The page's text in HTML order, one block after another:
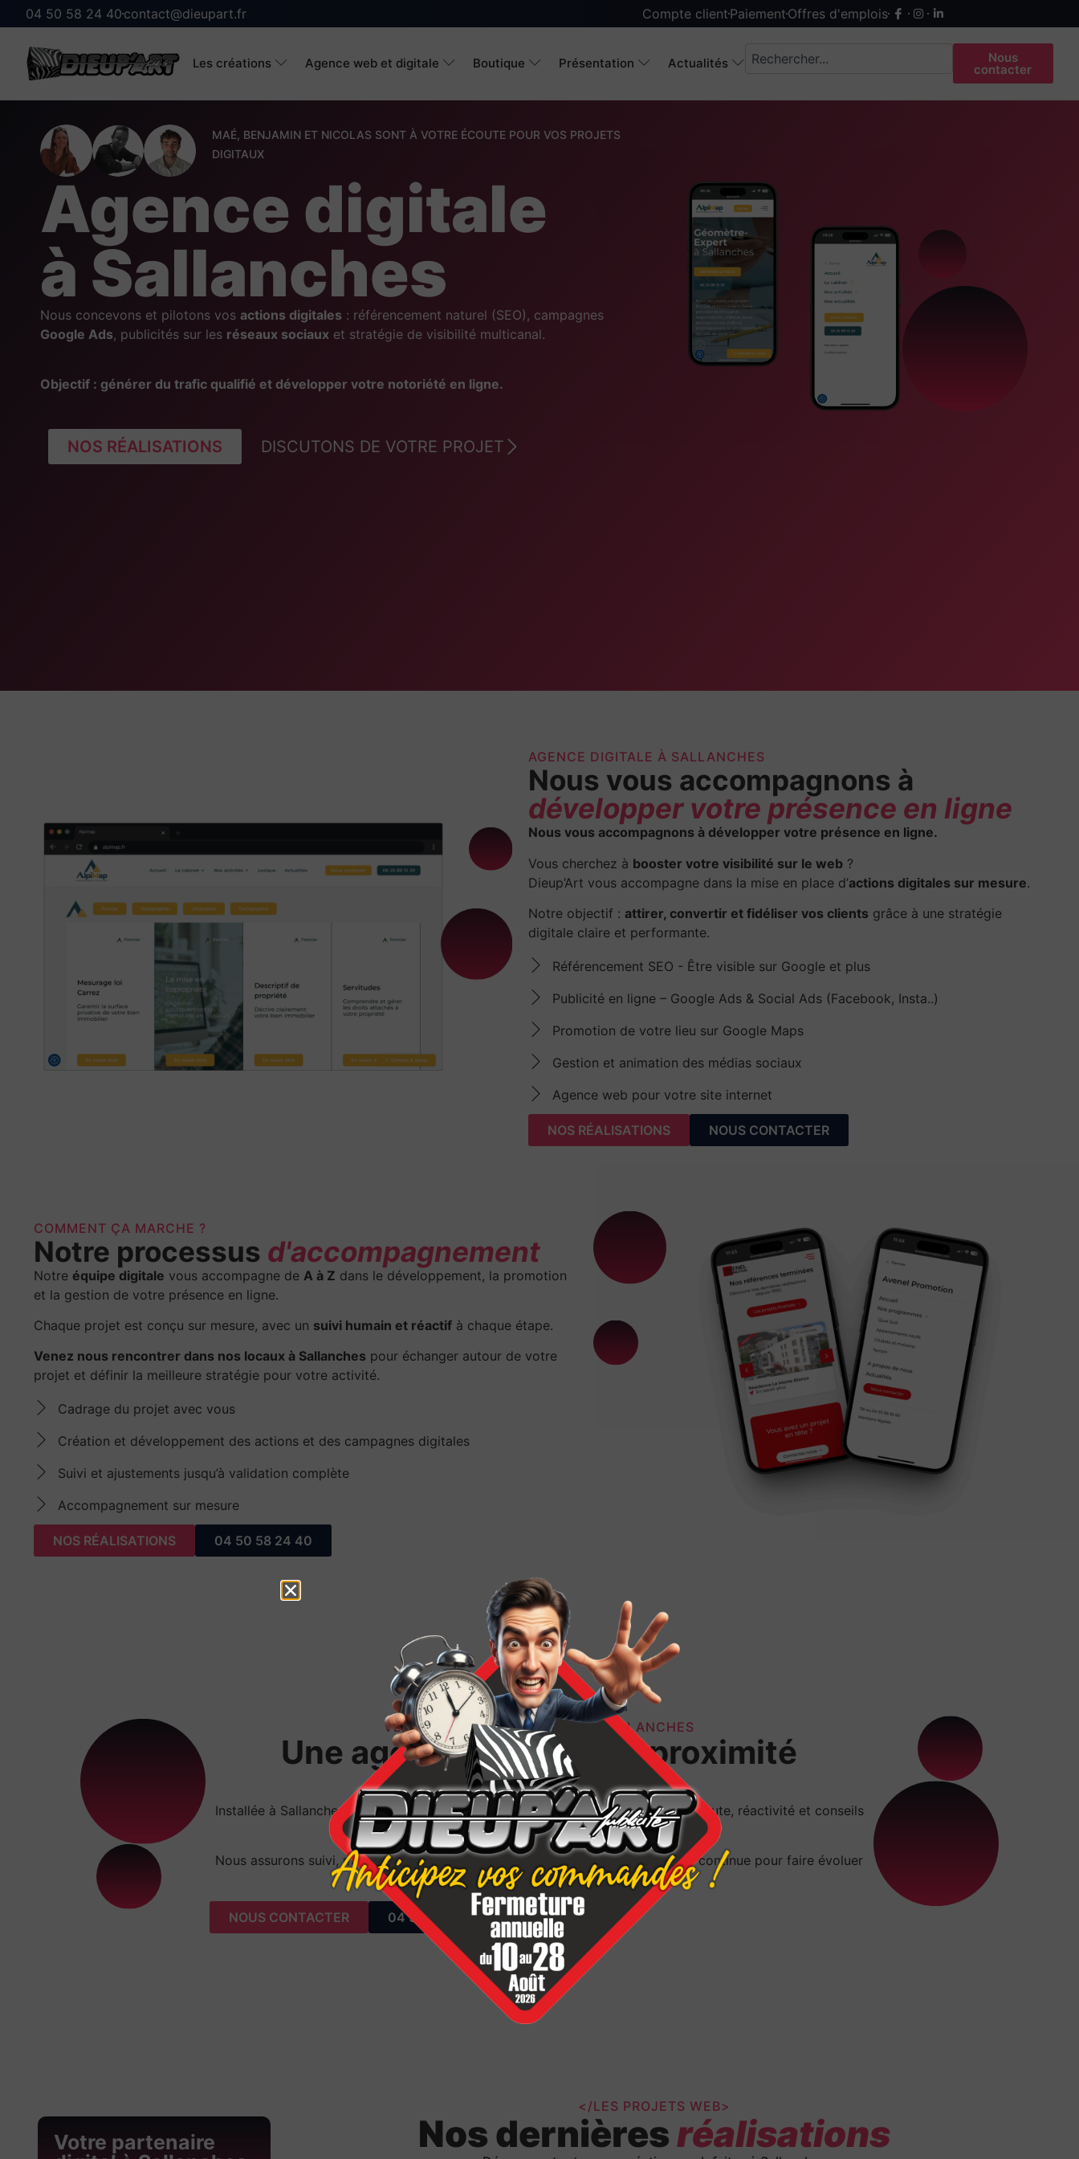
04 50 58 24 40 contact@dieupart.fr Compte client Paiement Offres d'emplois
Les créations Agence web et digitale Boutique Présentation Actualités Nous
contacter
MAÉ, BENJAMIN ET NICOLAS SONT À VOTRE ÉCOUTE POUR VOS PROJETS
DIGITAUX
Agence digitale
à Sallanches
Nous concevons et pilotons vos actions digitales : référencement naturel (SEO), campagnes
Google Ads, publicités sur les réseaux sociaux et stratégie de visibilité multicanal.
Objectif : générer du trafic qualifié et développer votre notoriété en ligne.
NOS RÉALISATIONS DISCUTONS DE VOTRE PROJET
AGENCE DIGITALE À SALLANCHES
Nous vous accompagnons à
développer votre présence en ligne
Nous vous accompagnons à développer votre présence en ligne.
Vous cherchez à booster votre visibilité sur le web?
Dieup’Art vous accompagne dans la mise en place d’actions digitales sur mesure.
Notre objectif : attirer, convertir et fidéliser vos clients grâce à une stratégie
digitale claire et performante.
Référencement SEO - Être visible sur Google et plus
Publicité en ligne – Google Ads & Social Ads (Facebook, Insta..)
Promotion de votre lieu sur Google Maps
Gestion et animation des médias sociaux
Agence web pour votre site internet
NOS RÉALISATIONS NOUS CONTACTER
COMMENT ÇA MARCHE ?
Notre processus d'accompagnement
Notre équipe digitale vous accompagne de A à Z dans le développement, la promotion
et la gestion de votre présence en ligne.
Chaque projet est conçu sur mesure, avec un suivi humain et réactif à chaque étape.
Venez nous rencontrer dans nos locaux à Sallanches pour échanger autour de votre
projet et définir la meilleure stratégie pour votre activité.
Cadrage du projet avec vous
Création et développement des actions et des campagnes digitales
Suivi et ajustements jusqu’à validation complète
Accompagnement sur mesure
NOS RÉALISATIONS 04 50 58 24 40
VENEZ NOUS RENDRE VISITE À SALLANCHES
Une agence Digitale de proximité
en Haute-Savoie
Installée à Sallanches depuis 1985, Dieup’art accompagne chaque client avec écoute, réactivité et conseils
personnalisés, dans une vraie relation de confiance.
Nous assurons suivi, maintenance, optimisation SEO et communication digitale continue pour faire évoluer
chaque marque dans le temps.
NOUS CONTACTER 04 50 58 24 40
Votre partenaire
</LES PROJETS WEB>
Nos dernièresréalisations